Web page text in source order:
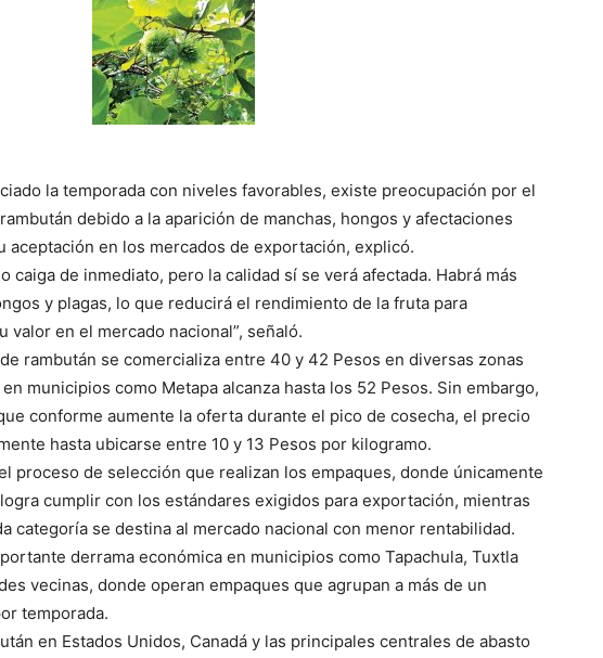
la temporada con niveles favorables, existe preocupación por el
debido a la aparición de manchas, hongos y afectaciones
aceptación en los mercados de exportación, explicó.
caiga de inmediato, pero la calidad sí se verá afectada. Habrá más
y plagas, lo que reducirá el rendimiento de la fruta para
en el mercado nacional”, señaló.
rambután se comercializa entre 40 y 42 Pesos en diversas zonas
municipios como Metapa alcanza hasta los 52 Pesos. Sin embargo,
conforme aumente la oferta durante el pico de cosecha, el precio
hasta ubicarse entre 10 y 13 Pesos por kilogramo.
proceso de selección que realizan los empaques, donde únicamente
cumplir con los estándares exigidos para exportación, mientras
categoría se destina al mercado nacional con menor rentabilidad.
derrama económica en municipios como Tapachula, Tuxtla
vecinas, donde operan empaques que agrupan a más de un
temporada.
en Estados Unidos, Canadá y las principales centrales de abasto